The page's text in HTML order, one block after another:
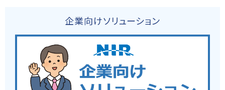
企業向けソリューション